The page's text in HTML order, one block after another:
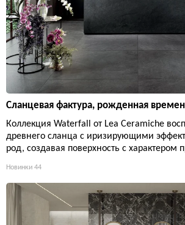
Сланцевая фактура, рожденная
Коллекция Waterfall от Lea Ceramiche
древнего сланца с иризирующими
род, создавая поверхность с характером
Новинки 44